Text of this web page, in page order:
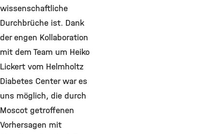
wissenschaftliche
Durchbrüche ist. Dank
der engen Kollaboration
mit dem Team um Heiko
Lickert vom Helmholtz
Diabetes Center war es
uns möglich, die durch
Moscot getroffenen
Vorhersagen mit